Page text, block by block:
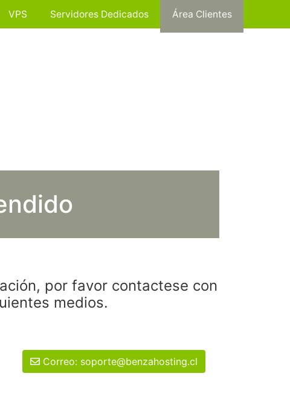
VPS Servidores Dedicados Área Clientes
por favor contactese con
medios.
Correo: soporte@benzahosting.cl